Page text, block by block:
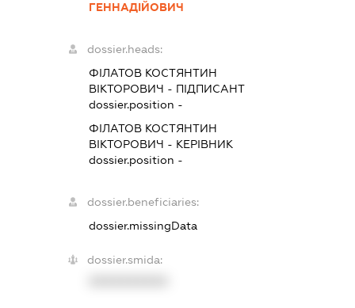
ГЕННАДІЙОВИЧ
dossier.heads:
ФІЛАТОВ КОСТЯНТИН
ВІКТОРОВИЧ - ПІДПИСАНТ
dossier.position -
ФІЛАТОВ КОСТЯНТИН
ВІКТОРОВИЧ - КЕРІВНИК
dossier.position -
dossier.beneficiaries:
dossier.missingData
dossier.smida: